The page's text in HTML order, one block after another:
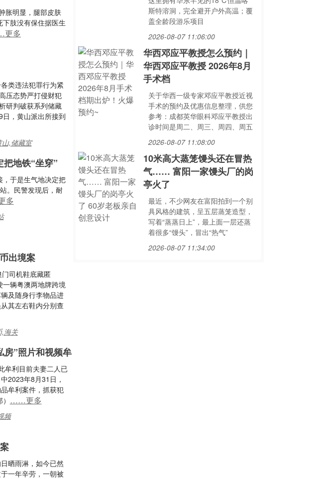
胀明显，腿部皮肤
肢没有保住据医生
多
类违法犯罪行为紧
压态势严打侵财犯
研判破获系列储藏
，黄山派出所接到
,储藏室
地铁“坐穿”
于是生气地决定把
。民警发现后，耐
多
出境案
司机鞋底藏匿
辆粤澳两地牌跨境
及随身行李物品进
其左右鞋内分别查
海关
房”照片和视频牟
牟利目前夫妻二人已
2023年8月31日，
牟利案件，抓获犯
……更多
频
晒雨淋，如今已然
一年辛劳，一朝被
斯特溶洞，完全避开户外高温；覆
盖全龄段游乐项目
2026-08-07 11:06:00
华西邓应平教授怎么预约｜
华西邓应平教授 2026年8月
手术档
关于华西一级专家邓应平教授近视
手术的预约及优惠信息整理，供您
参考：成都英华眼科邓应平教授出
诊时间是周二、周三、周四、周五
2026-08-07 11:08:00
10米高大蒸笼馒头还在冒热
气…… 富阳一家馒头厂的岗
亭火了
最近，不少网友在富阳拍到一个别
具风格的建筑，呈五层蒸笼造型，
写着“蒸蒸日上”，最上面一层还蒸
着很多“馒头”，冒出“热气”
2026-08-07 11:34:00